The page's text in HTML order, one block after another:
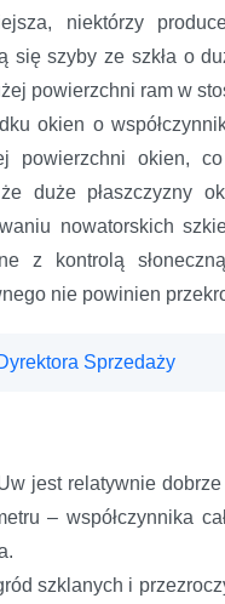
niektórzy
się szyby ze szkła o
powierzchni ram w
okien o
powierzchni okien,
duże płaszczyzny
nowatorskich
z kontrolą
nie powinien
Sprzedaży
jest relatywnie
– współczynnika
szklanych i